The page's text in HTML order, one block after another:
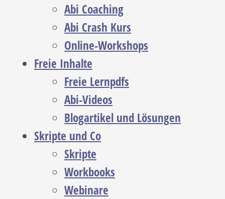
Abi Coaching
Abi Crash Kurs
Online-Workshops
Freie Inhalte
Freie Lernpdfs
Abi-Videos
Blogartikel und Lösungen
Skripte und Co
Skripte
Workbooks
Webinare